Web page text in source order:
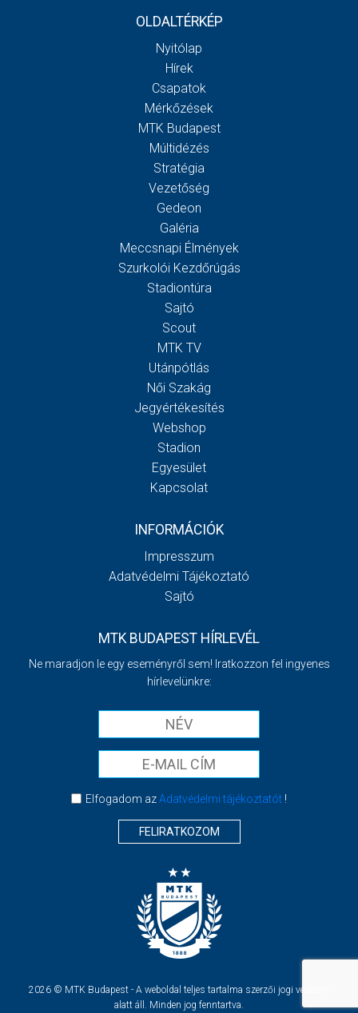
OLDALTÉRKÉP
Nyitólap
Hírek
Csapatok
Mérkőzések
MTK Budapest
Múltidézés
Stratégia
Vezetőség
Gedeon
Galéria
Meccsnapi Élmények
Szurkolói Kezdőrúgás
Stadiontúra
Sajtó
Scout
MTK TV
Utánpótlás
Női Szakág
Jegyértékesítés
Webshop
Stadion
Egyesület
Kapcsolat
INFORMÁCIÓK
Impresszum
Adatvédelmi Tájékoztató
Sajtó
MTK BUDAPEST HÍRLEVÉL
Ne maradjon le egy eseményről sem! Iratkozzon fel ingyenes
hírlevelünkre:
Elfogadom azAdatvédelmi tájékoztatót!
FELIRATKOZOM
2026 © MTK Budapest - A weboldal teljes tartalma szerzői jogi védelem
alatt áll. Minden jog fenntartva.